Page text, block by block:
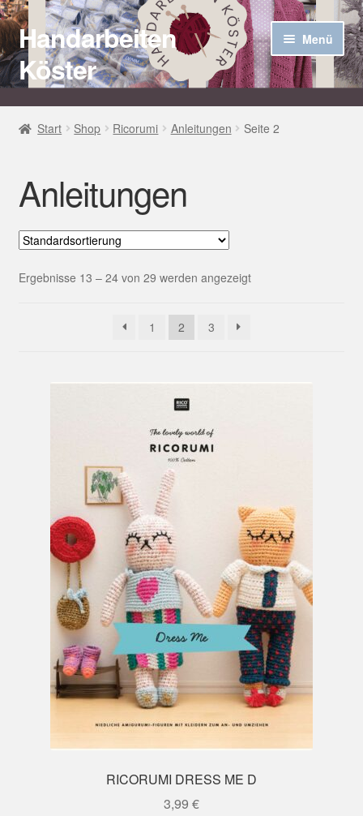
Zur
Navigation
springen
Zum
Inhalt
springen
Handarbeiten
Köster
Menü
Startseite
Aktuelles
Häkel Techniken
Shop
Start Shop Ricorumi Anleitungen Seite 2
Anleitungen
Ergebnisse 13 – 24 von 29 werden angezeigt
1 2 3
RICORUMI DRESS ME D
3,99 €